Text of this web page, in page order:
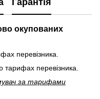
Гарантія
окупованих
перевізника.
тарифах перевізника.
за тарифами